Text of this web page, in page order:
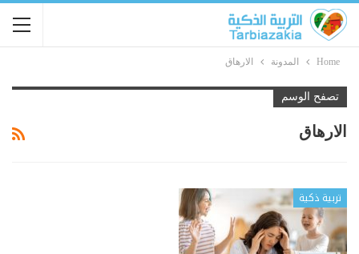
Home المدونة الارهاق
تصفح الوسم
الارهاق
تربية ذكية